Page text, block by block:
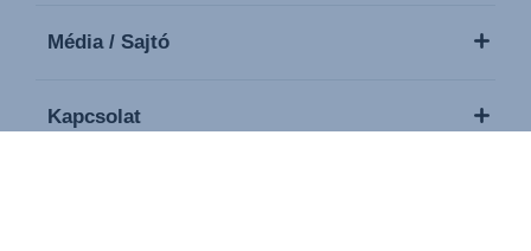
Média / Sajtó
Kapcsolat